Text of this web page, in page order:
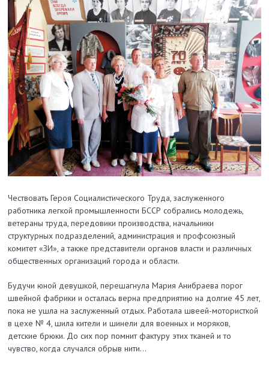
Чествовать Героя Социалистического Труда, заслуженного
работника легкой промышленности БССР собрались молодежь,
ветераны труда, передовики производства, начальники
структурных подразделений, администрация и профсоюзный
комитет «ЗИ», а также представители органов власти и различных
общественных организаций города и области.
Будучи юной девушкой, перешагнула Мария Анибраева порог
швейной фабрики и оста­лась верна предприятию на долгие 45 лет,
пока не ушла на заслуженный отдых. Работала швеей-мотористкой
в цехе № 4, шила кители и шинели для военных и моряков,
детские брюки. До сих пор помнит фактуру этих тканей и то
чувство, когда случался обрыв нити…